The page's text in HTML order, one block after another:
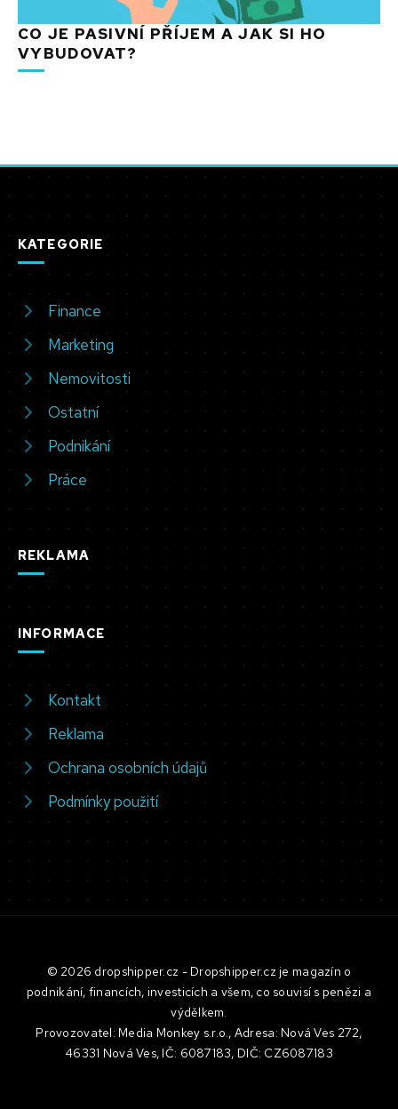
CO JE PASIVNÍ PŘÍJEM A JAK SI HO
VYBUDOVAT?
KATEGORIE
Finance
Marketing
Nemovitosti
Ostatní
Podnikání
Práce
REKLAMA
INFORMACE
Kontakt
Reklama
Ochrana osobních údajů
Podmínky použití
© 2026 dropshipper.cz - Dropshipper.cz je magazín o
podnikání, financích, investicích a všem, co souvisí s penězi a
výdělkem.
Provozovatel: Media Monkey s.r.o., Adresa: Nová Ves 272,
46331 Nová Ves, IČ: 6087183, DIČ: CZ6087183